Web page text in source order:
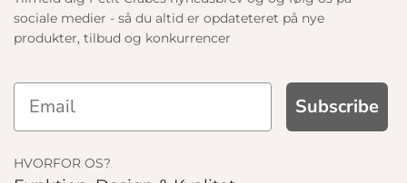
sociale medier - så du altid er opdateteret på nye
produkter, tilbud og konkurrencer
Subscribe
HVORFOR OS?